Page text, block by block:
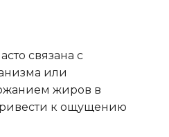
связана с
или
жиров в
к ощущению